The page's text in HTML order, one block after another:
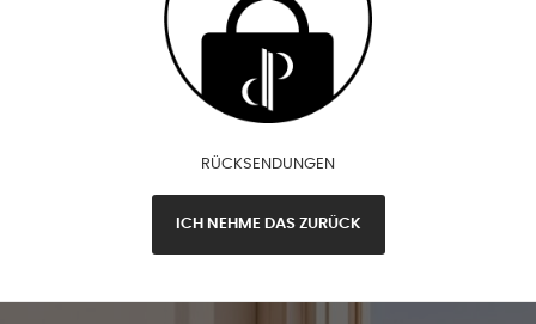
RÜCKSENDUNGEN
ICH NEHME DAS ZURÜCK